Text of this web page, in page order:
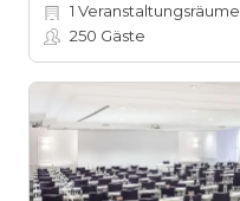
1 Veranstaltungsräume
250 Gäste